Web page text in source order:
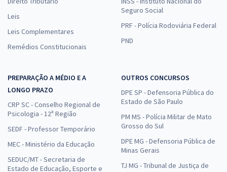
Leis
Leis Complementares
Remédios Constitucionais
Seguro Social
PRF - Polícia Rodoviária Federal
PND
PREPARAÇÃO A MÉDIO E A
LONGO PRAZO
CRP SC - Conselho Regional de
Psicologia - 12ª Região
SEDF - Professor Temporário
MEC - Ministério da Educação
SEDUC/MT - Secretaria de
Estado de Educação, Esporte e
OUTROS CONCURSOS
DPE SP - Defensoria Pública do
Estado de São Paulo
PM MS - Polícia Militar de Mato
Grosso do Sul
DPE MG - Defensoria Pública de
Minas Gerais
TJ MG - Tribunal de Justiça de